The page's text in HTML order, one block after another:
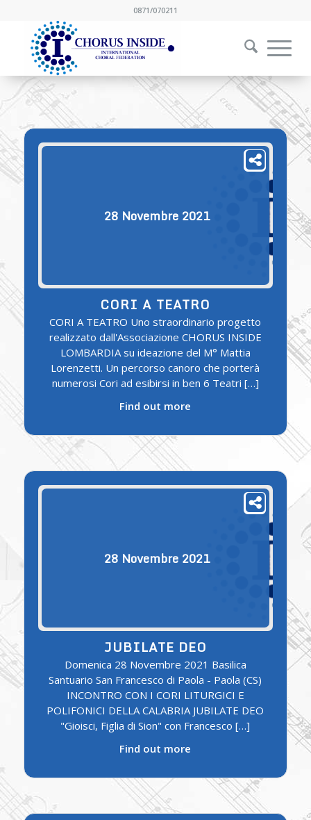
0871/070211
28 Novembre 2021
CORI A TEATRO
CORI A TEATRO Uno straordinario progetto
realizzato dall'Associazione CHORUS INSIDE
LOMBARDIA su ideazione del M° Mattia
Lorenzetti. Un percorso canoro che porterà
numerosi Cori ad esibirsi in ben 6 Teatri […]
Find out more
28 Novembre 2021
JUBILATE DEO
Domenica 28 Novembre 2021 Basilica
Santuario San Francesco di Paola - Paola (CS)
INCONTRO CON I CORI LITURGICI E
POLIFONICI DELLA CALABRIA JUBILATE DEO
"Gioisci, Figlia di Sion" con Francesco […]
Find out more